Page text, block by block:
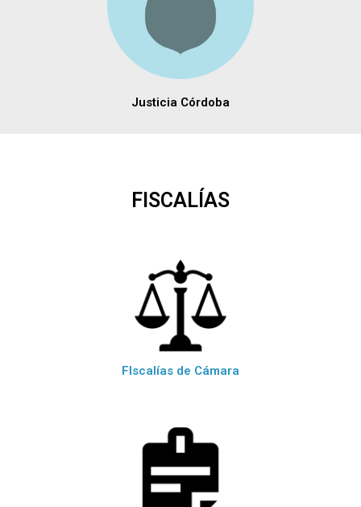
Justicia Córdoba
FISCALÍAS
FIscalías de Cámara